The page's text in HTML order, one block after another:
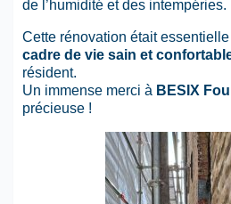
de l’humidité et des intempéries.
Cette rénovation était
cadre de vie sain et
résident.
Un immense merci à BESIX
précieuse !